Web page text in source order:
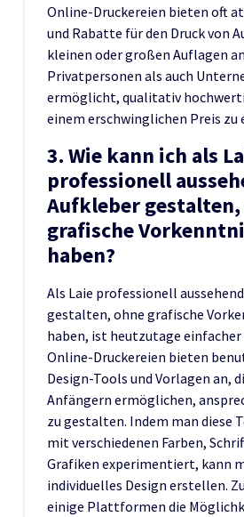
Online-Druckereien bieten oft
und Rabatte für den Druck von
kleinen oder großen Auflagen
Privatpersonen als auch
ermöglicht, qualitativ
einem erschwinglichen Preis zu
3. Wie kann ich als
professionell
Aufkleber gestalten,
grafische
haben?
Als Laie professionell
gestalten, ohne grafische
haben, ist heutzutage einfacher
Online-Druckereien bieten
Design-Tools und Vorlagen an,
Anfängern ermöglichen,
zu gestalten. Indem man diese
mit verschiedenen Farben,
Grafiken experimentiert, kann
individuelles Design erstellen.
einige Plattformen die